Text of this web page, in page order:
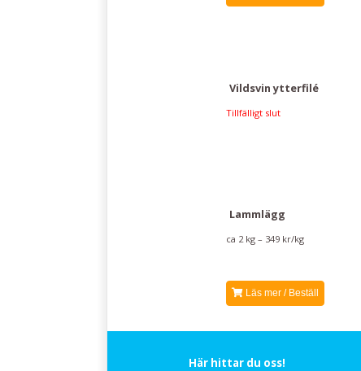
Vildsvin ytterfilé
Tillfälligt slut
Lammlägg
ca 2 kg – 349 kr/kg
Läs mer / Beställ
Här hittar du oss!